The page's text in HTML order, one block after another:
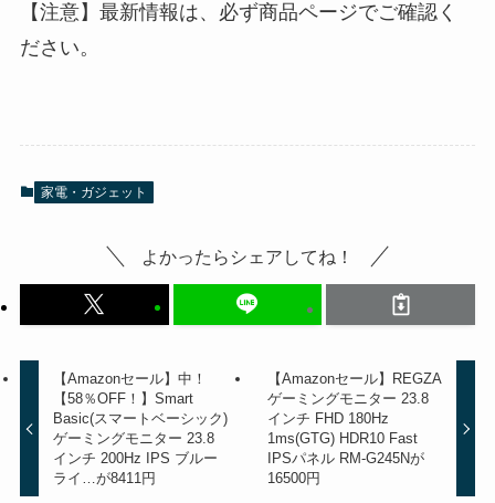
【注意】最新情報は、必ず商品ページでご確認く
ださい。
家電・ガジェット
よかったらシェアしてね！
【Amazonセール】中！
【58％OFF！】Smart
Basic(スマートベーシック)
ゲーミングモニター 23.8
インチ 200Hz IPS ブルー
ライ…が8411円
【Amazonセール】REGZA
ゲーミングモニター 23.8
インチ FHD 180Hz
1ms(GTG) HDR10 Fast
IPSパネル RM-G245Nが
16500円